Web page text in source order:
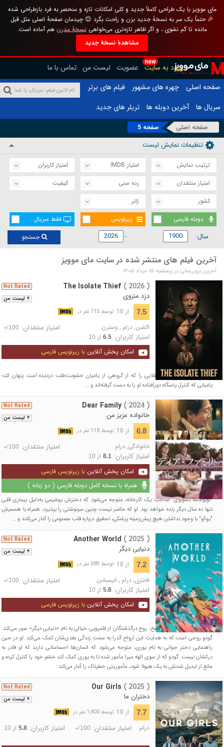
مای موویز با یک طراحی کاملاً جدید و کلی امکانات تازه و منحصر به فرد بازطراحی شده
🎉 حتماً یک سر به نسخهٔ جدید بزن و راحت بگرد 😊 چیدمان صفحهٔ اصلی مثل قبل
مانده تا گم نشوی ، و اگر ظاهر تازه‌تری می‌خواهینسخهٔ مدرن هم آماده است.
مشاهدهٔ نسخهٔ جدید
new
ورود به سایت عضویت لیست من تماس با ما
صفحه اصلی
چهره های مشهور
فیلم های برتر
سریال ها
آخرین دوبله ها تریلر های جدید
صفحه اصلی صفحه 5
تنظیمات نمایش لیست
ترتیب نمایش امتیاز IMDB
امتیاز کاربران
امتیاز منتقدان
رده سنی
کیفیت
کشور
ژانر
دوبله فارسی
زیرنویس فقط سریال
سال: جستجو
آخرین فیلم های منتشر شده در سایت مای موویز
آخرین بروزرسانی در پنجشنبه ۱۵ مرداد ۱۴۰۵
+ لیست من
Not Rated The Isolate Thief ( 2026 )
دزد منزوی
7.5 از 10 توسط 115 نفر در
اکشن,درام , وسترن امتیاز منتقدان: -/100
امتیاز کاربران: 6.5از 10
امکان پخش آنلاین با زیرنویس فارسی
زن جوانی تلاش می‌کند طلایی را که از گروهی از یاغیان خشونت‌طلب دزدیده است پنهان کند؛
یاغیانی که کنترل پاسگاه دورافتاده او را به دست گرفته‌اند و ...
+ لیست من
Not Rated Dear Family ( 2024 )
خانواده عزیز من
6.8 از 10 توسط 118 نفر در
خانوادگی,درام امتیاز منتقدان: -/100
امتیاز کاربران: 8.1از 10
امکان پخش آنلاین با زیرنویس فارسی
همراه با نسخه کامل دوبله فارسی ( دو زبانه )
"نوبوماسا تسوبوی" صاحب یک کارخانه، متوجه می‌شود که دخترش یوشیمی به‌دلیل بیماری قلبی
تنها ده سال دیگر زنده خواهد بود. او که حاضر نیست چنین سرنوشتی را بپذیرد، همراه با همسرش
"یوکو" با وجود نداشتن هیچ پیش‌زمینه پزشکی، تحقیق درباره قلب مصنوعی را آغاز می‌کنند و ...
+ لیست من
Not Rated Another World ( 2025 )
دنیایی دیگر
7.2 از 10 توسط 689 نفر در
فانتزی, درام , انیمیشن امتیاز منتقدان: -/100
امتیاز کاربران: 5.8از 10
امکان پخش آنلاین با زیرنویس فارسی
پس از مرگ و پیش از تناسخ، روح درگذشتگان از قلمرویی خیالی به نام «دنیایی دیگر» عبور می‌کند.
گودو روحی است که به هدایت این ارواح گذرا به سمت زندگی بعدی‌شان کمک می‌کند. او در حین
راهنمایی دختر جوانی به نام یوری، متوجه می‌شود که انسان‌ها احساساتی دارند که او قادر به
درکشان نیست. گودو که از سوی الهه میرا مأمور شده تا به یوری کمک کند خشم خود را کنترل کرده و
مانع از تبدیل شدنش به یک هیولا شود، مأموریتی خطرناک را آغاز می‌کند.
+ لیست من
Not Rated Our Girls ( 2025 )
دختران ما
7.7 از 10 توسط 1,400 نفر در
درام امتیاز منتقدان: -/100 امتیاز کاربران: 5.8از 10